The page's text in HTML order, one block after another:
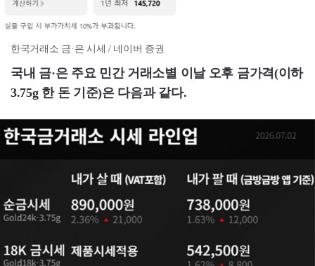
한국거래소 금·은 시세 / 네이버 증권
국내 금·은 주요 민간 거래소별 이날 오후 금가격(이하
3.75g 한 돈 기준)은 다음과 같다.